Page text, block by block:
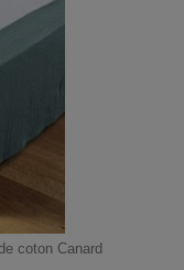
coton Canard